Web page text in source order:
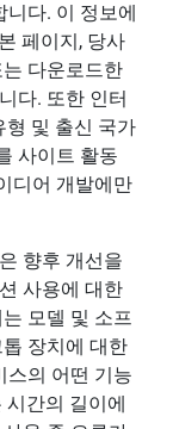
니다. 이 정보에
페이지, 당사
다운로드한
다. 또한 인터
형 및 출신 국가
사이트 활동
디어 개발에만
향후 개선을
사용에 대한
모델 및 소프
장치에 대한
스의 어떤 기능
시간의 길이에